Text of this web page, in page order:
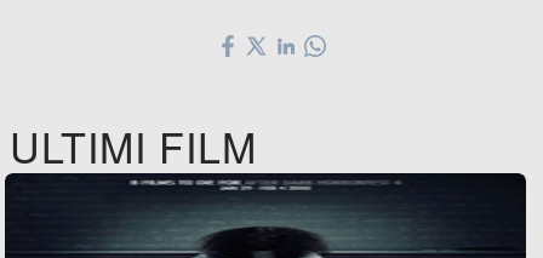
ULTIMI FILM